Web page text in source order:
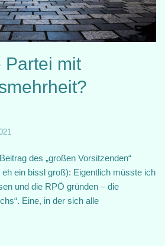
Partei mit
des „großen Vorsitzenden“
ein bissl groß): Eigentlich müsste ich
und die RPÖ gründen – die
Eine, in der sich alle